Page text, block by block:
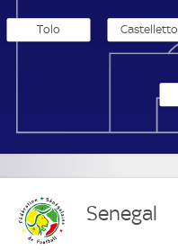
Castelletto
Tolo
Senegal